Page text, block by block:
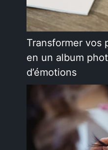
Transformer vos
en un album
d’émotions